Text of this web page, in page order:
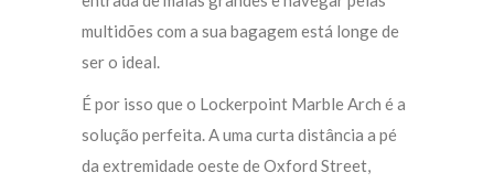
multidões com a sua bagagem está longe de
ser o ideal.
É por isso que o Lockerpoint Marble Arch é a
solução perfeita. A uma curta distância a pé
da extremidade oeste de Oxford Street,